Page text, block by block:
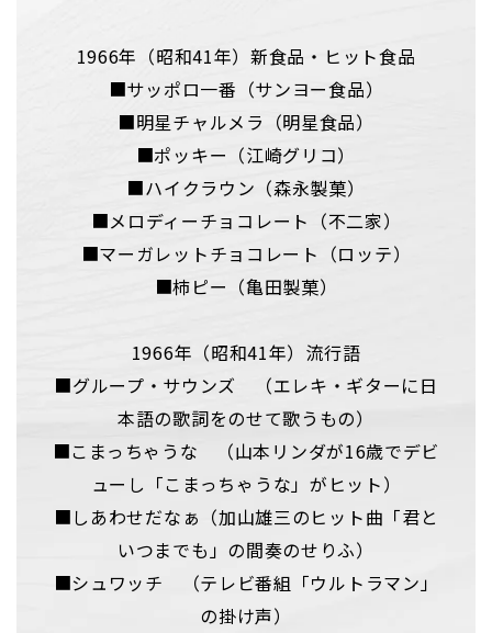
1966年（昭和41年）新食品・ヒット食品
■サッポロ一番（サンヨー食品）
■明星チャルメラ（明星食品）
■ポッキー（江崎グリコ）
■ハイクラウン（森永製菓）
■メロディーチョコレート（不二家）
■マーガレットチョコレート（ロッテ）
■柿ピー（亀田製菓）
1966年（昭和41年）流行語
■グループ・サウンズ （エレキ・ギターに日
本語の歌詞をのせて歌うもの）
■こまっちゃうな （山本リンダが16歳でデビ
ューし「こまっちゃうな」がヒット）
■しあわせだなぁ（加山雄三のヒット曲「君と
いつまでも」の間奏のせりふ）
■シュワッチ （テレビ番組「ウルトラマン」
の掛け声）